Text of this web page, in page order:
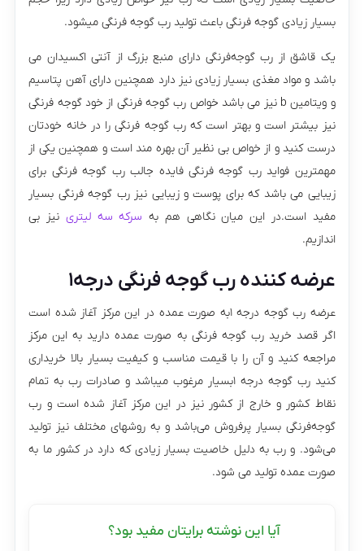
بسیار زیادی گوجه فرنگی باعث تولید رب گوجه فرنگی میشود.
یک قاشق از رب گوجه‌فرنگی دارای منبع بزرگ از آنتی اکسیدان می
باشد و مواد مغذی بسیار زیادی نیز دارد همچنین دارای آهن پتاسیم
و ویتامین b نیز می باشد خواص رب گوجه فرنگی از خود گوجه فرنگی
نیز بیشتر است و بهتر است که رب گوجه فرنگی را در خانه خودتان
درست کنید و از خواص بی نظیر آن بهره مند است و همچنین یکی از
مهمترین فواید رب گوجه فرنگی فایده جالب رب گوجه فرنگی برای
زیبایی می باشد که برای پوست و زیبایی نیز رب گوجه فرنگی بسیار
مفید است.در این میان نگاهی هم به سرکه سه لیتری نیز بی
اندازیم.
عرضه کننده رب گوجه فرنگی درجه۱
عرضه رب گوجه درجه ۱به صورت عمده در این مرکز آغاز شده است
اگر قصد خرید رب گوجه فرنگی به صورت عمده دارید به این مرکز
مراجعه کنید و آن را با قیمت مناسب و کیفیت بسیار بالا خریداری
کنید رب گوجه درجه ۱بسیار مرغوب میباشد و صادرات رب به تمام
نقاط کشور و خارج از کشور نیز در این مرکز آغاز شده است و رب
گوجه‌فرنگی بسیار پرفروش می‌باشد و به روشهای مختلف نیز تولید
می‌شود. و رب به دلیل خاصیت بسیار زیادی که دارد در کشور ما به
صورت عمده تولید می شود.
آیا این نوشته برایتان مفید بود؟